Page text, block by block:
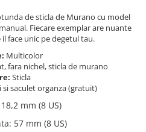
de sticla de Murano cu model
Fiecare exemplar are nuante
face unic pe degetul tau.
Multicolor
fara nichel, sticla de murano
Sticla
saculet organza (gratuit)
18,2 mm (8 US)
: 57 mm (8 US)